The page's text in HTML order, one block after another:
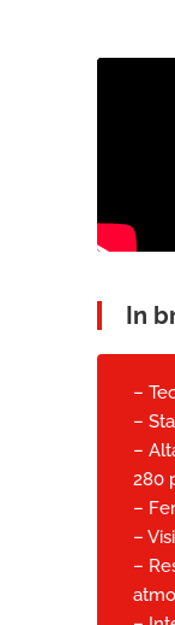
In
–
–
–
280
–
–
–